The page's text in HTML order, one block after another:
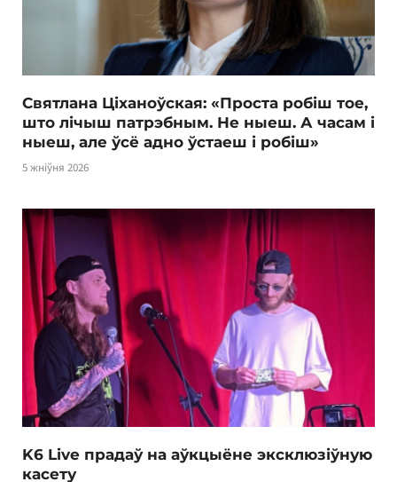
Святлана Ціханоўская: «Проста робіш тое,
што лічыш патрэбным. Не ныеш. А часам і
ныеш, але ўсё адно ўстаеш і робіш»
5 жніўня 2026
K6 Live прадаў на аўкцыёне эксклюзіўную
касету